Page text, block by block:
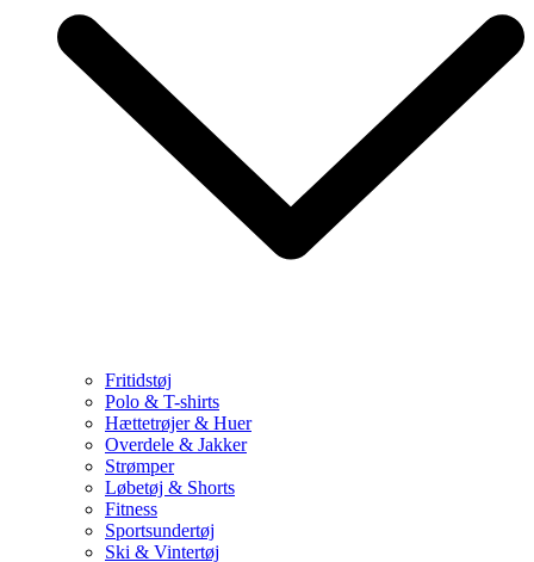
Fritidstøj
Polo & T-shirts
Hættetrøjer & Huer
Overdele & Jakker
Strømper
Løbetøj & Shorts
Fitness
Sportsundertøj
Ski & Vintertøj